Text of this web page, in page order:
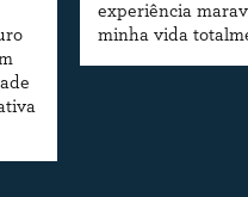
experiência
minha vida